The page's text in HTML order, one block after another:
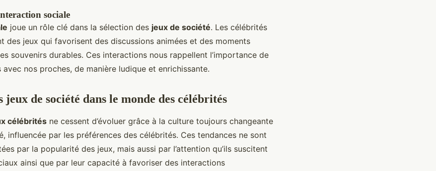
sociale
joue un rôle clé dans la sélection des jeux de société. Les célébrités
des jeux qui favorisent des discussions animées et des moments
souvenirs durables. Ces interactions nous rappellent l’importance de
nos proches, de manière ludique et enrichissante.
jeux de société dans le monde des célébrités
célébrités ne cessent d’évoluer grâce à la culture toujours changeante
influencée par les préférences des célébrités. Ces tendances ne sont
par la popularité des jeux, mais aussi par l’attention qu’ils suscitent
ainsi que par leur capacité à favoriser des interactions